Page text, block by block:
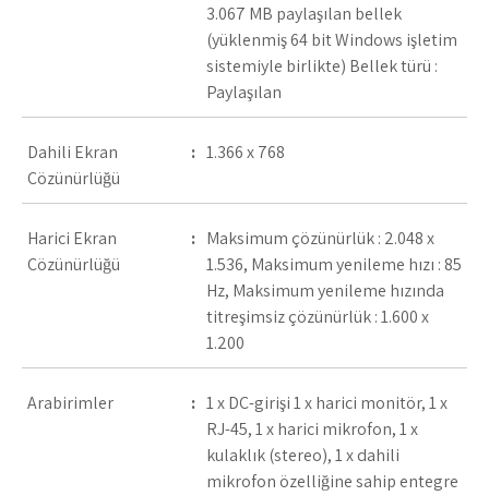
3.067 MB paylaşılan bellek
(yüklenmiş 64 bit Windows işletim
sistemiyle birlikte) Bellek türü :
Paylaşılan
Dahili Ekran
Çözünürlüğü
: 1.366 x 768
Harici Ekran
Çözünürlüğü
: Maksimum çözünürlük : 2.048 x
1.536, Maksimum yenileme hızı : 85
Hz, Maksimum yenileme hızında
titreşimsiz çözünürlük : 1.600 x
1.200
Arabirimler : 1 x DC-girişi 1 x harici monitör, 1 x
RJ-45, 1 x harici mikrofon, 1 x
kulaklık (stereo), 1 x dahili
mikrofon özelliğine sahip entegre